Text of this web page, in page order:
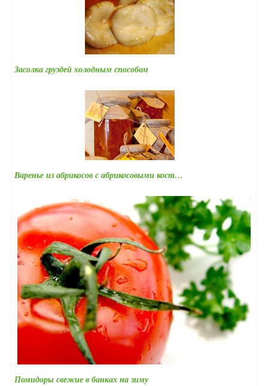
Засолка груздей холодным способом
Варенье из абрикосов с абрикосовыми кост…
Помидоры свежие в банках на зиму